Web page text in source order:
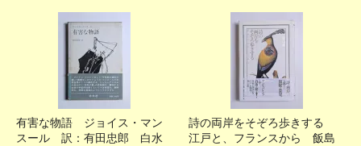
有害な物語 ジョイス・マン
スール 訳：有田忠郎 白水
詩の両岸をそぞろ歩きする
江戸と、フランスから 飯島